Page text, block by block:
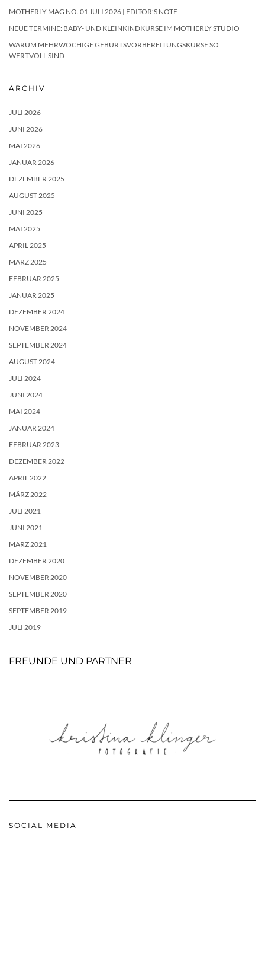
MOTHERLY MAG NO. 01 JULI 2026 | EDITOR’S NOTE
NEUE TERMINE: BABY- UND KLEINKINDKURSE IM MOTHERLY STUDIO
WARUM MEHRWÖCHIGE GEBURTSVORBEREITUNGSKURSE SO
WERTVOLL SIND
ARCHIV
JULI 2026
JUNI 2026
MAI 2026
JANUAR 2026
DEZEMBER 2025
AUGUST 2025
JUNI 2025
MAI 2025
APRIL 2025
MÄRZ 2025
FEBRUAR 2025
JANUAR 2025
DEZEMBER 2024
NOVEMBER 2024
SEPTEMBER 2024
AUGUST 2024
JULI 2024
JUNI 2024
MAI 2024
JANUAR 2024
FEBRUAR 2023
DEZEMBER 2022
APRIL 2022
MÄRZ 2022
JULI 2021
JUNI 2021
MÄRZ 2021
DEZEMBER 2020
NOVEMBER 2020
SEPTEMBER 2020
SEPTEMBER 2019
JULI 2019
FREUNDE UND PARTNER
SOCIAL MEDIA